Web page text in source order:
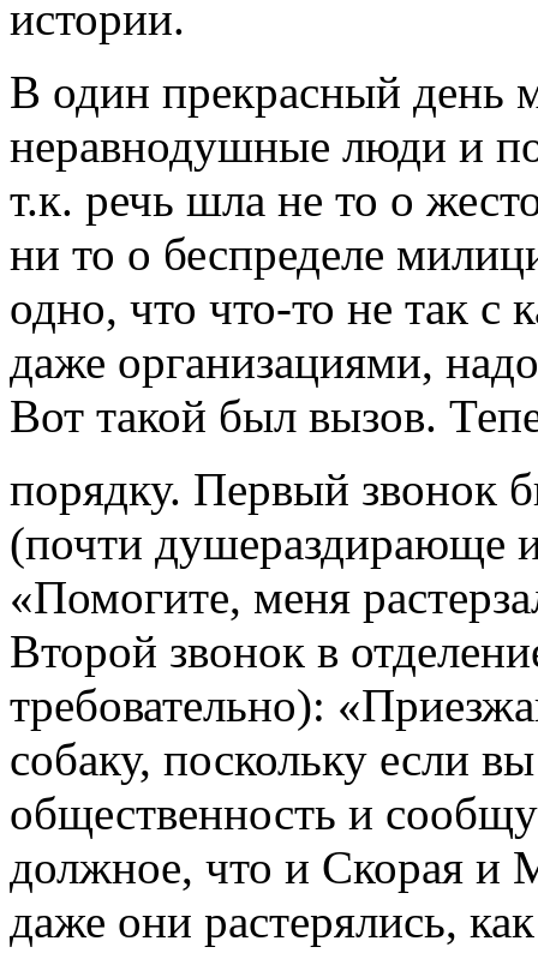
истории.
В один прекрасный день
неравнодушные люди и
т.к. речь шла не то о
ни то о беспределе
одно, что что-то не так с
даже организациями,
Вот такой был вызов.
порядку. Первый звонок
(почти душераздирающе
«Помогите, меня
Второй звонок в
требовательно):
собаку, поскольку если
общественность и
должное, что и Скорая и
даже они растерялись,